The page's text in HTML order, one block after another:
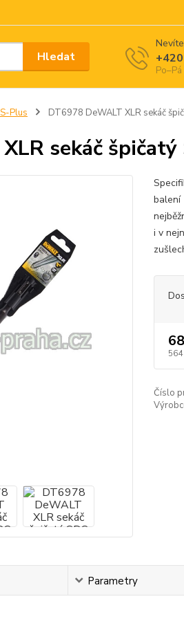
Hledat
Plus DT6978 DeWALT XLR sekáč
sekáč
balení
i v
564
Číslo
Parametry